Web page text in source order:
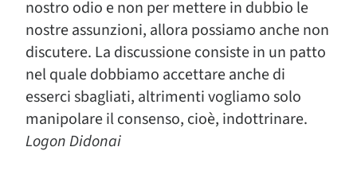
nostro odio e non per mettere in dubbio le
nostre assunzioni, allora possiamo anche non
discutere. La discussione consiste in un patto
nel quale dobbiamo accettare anche di
esserci sbagliati, altrimenti vogliamo solo
manipolare il consenso, cioè, indottrinare.
Logon Didonai